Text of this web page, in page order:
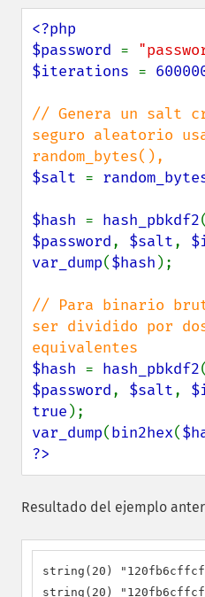
<?php
$password =
$iterations =
// Genera un salt
seguro aleatorio
$salt =
$hash = hash_pbkdf2(
$password, $salt,
var_dump($hash );
// Para binario
ser dividido por
$hash = hash_pbkdf2(
$password, $salt,
true
var_dump(bin2hex(
?>
Resultado del ejemplo
string(20)
string(20)